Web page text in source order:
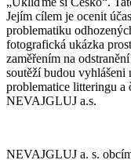
Jejím cílem je ocenit
problematiku
fotografická ukázka
zaměřením na
soutěží budou
problematice litteringu a
NEVAJGLUJ a.s.
NEVAJGLUJ a. s.